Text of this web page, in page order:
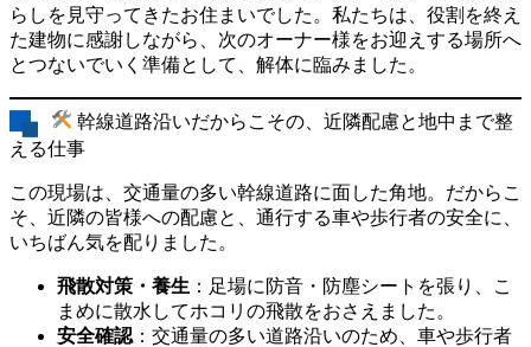
らしを見守ってきたお住まいでした。私たちは、役割を終え
た建物に感謝しながら、次のオーナー様をお迎えする場所へ
とつないでいく準備として、解体に臨みました。
幹線道路沿いだからこその、近隣配慮と地中まで整
える仕事
この現場は、交通量の多い幹線道路に面した角地。だからこ
そ、近隣の皆様への配慮と、通行する車や歩行者の安全に、
いちばん気を配りました。
飛散対策・養生 ：足場に防音・防塵シートを張り、こ
まめに散水してホコリの飛散をおさえました。
安全確認 ：交通量の多い道路沿いのため、車や歩行者